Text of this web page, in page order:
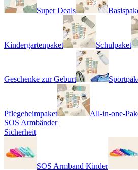
Super Deals
Kindergartenpaket Schulpaket
Geschenke zur Geburt
Pflegeheimpaket All-in-one-
SOS Armbänder
Sicherheit
SOS Armband Kinder